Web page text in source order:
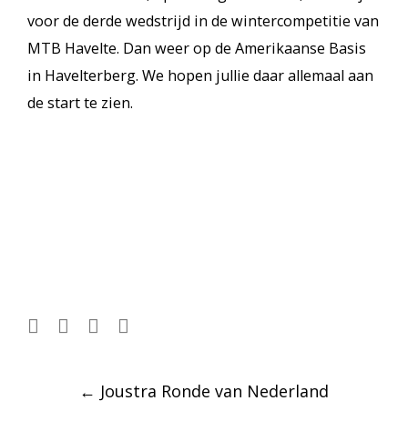
voor de derde wedstrijd in de wintercompetitie van
MTB Havelte. Dan weer op de Amerikaanse Basis
in Havelterberg. We hopen jullie daar allemaal aan
de start te zien.
Post
← Joustra Ronde van Nederland